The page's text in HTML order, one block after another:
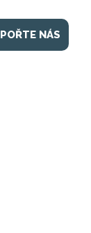
NÁS